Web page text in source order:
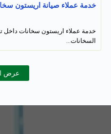
خدمة عملاء صيانة اريستون
خدمة عملاء اريستون سخانات داخل
السخانات…
عرض